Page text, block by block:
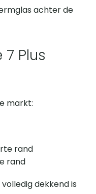
achter de
Plus
markt:
rand
rand
dekkend is